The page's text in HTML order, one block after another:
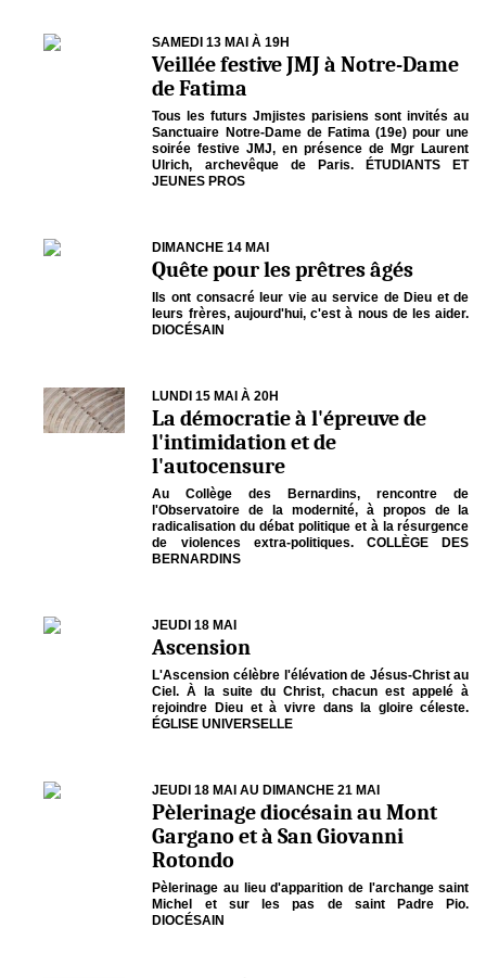
SAMEDI 13 MAI À 19H
Veillée festive JMJ à Notre-Dame
de Fatima
Tous les futurs Jmjistes parisiens sont invités au
Sanctuaire Notre-Dame de Fatima (19e) pour une
soirée festive JMJ, en présence de Mgr Laurent
Ulrich, archevêque de Paris. ÉTUDIANTS ET
JEUNES PROS
DIMANCHE 14 MAI
Quête pour les prêtres âgés
Ils ont consacré leur vie au service de Dieu et de
leurs frères, aujourd'hui, c'est à nous de les aider.
DIOCÉSAIN
LUNDI 15 MAI À 20H
La démocratie à l'épreuve de
l'intimidation et de
l'autocensure
Au Collège des Bernardins, rencontre de
l'Observatoire de la modernité, à propos de la
radicalisation du débat politique et à la résurgence
de violences extra-politiques. COLLÈGE DES
BERNARDINS
JEUDI 18 MAI
Ascension
L'Ascension célèbre l'élévation de Jésus-Christ au
Ciel. À la suite du Christ, chacun est appelé à
rejoindre Dieu et à vivre dans la gloire céleste.
ÉGLISE UNIVERSELLE
JEUDI 18 MAI AU DIMANCHE 21 MAI
Pèlerinage diocésain au Mont
Gargano et à San Giovanni
Rotondo
Pèlerinage au lieu d'apparition de l'archange saint
Michel et sur les pas de saint Padre Pio.
DIOCÉSAIN